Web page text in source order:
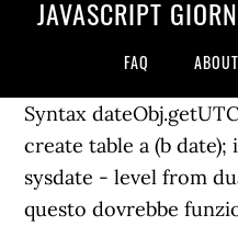
JAVASCRIPT
FAQ ABOUT
Syntax
create table a (b
sysdate - level from
questo dovrebbe